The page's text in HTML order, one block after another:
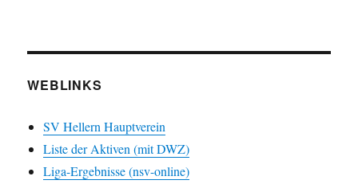
WEBLINKS
SV Hellern Hauptverein
Liste der Aktiven (mit DWZ)
Liga-Ergebnisse (nsv-online)